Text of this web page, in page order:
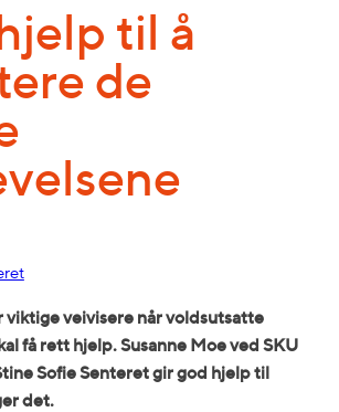
til å
de
viktige veivisere når voldsutsatte
få rett hjelp. Susanne Moe ved SKU
Sofie Senteret gir god hjelp til
det.